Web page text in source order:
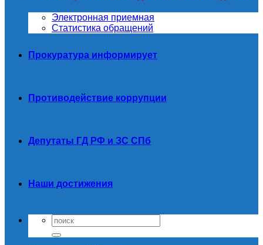
Электронная приемная
Статистика обращений
Прокуратура информирует
Противодействие коррупции
Депутаты ГД РФ и ЗС СПб
Наши достижения